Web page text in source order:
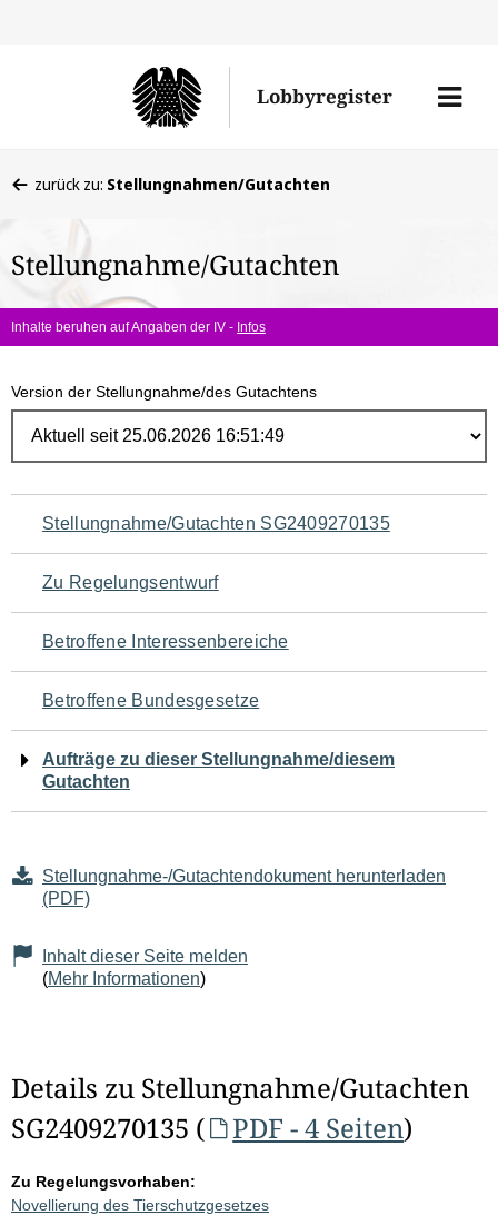
Lobbyregister
Menü
befinden
hier:
zurück zu: Stellungnahmen/Gutachten
Stellungnahme/Gutachten
Inhalte beruhen auf Angaben der IV - Infos
Version der Stellungnahme/des Gutachtens
Navigation
für
den
Seiteninhalt
Stellungnahme/Gutachten SG2409270135
Zu Regelungsentwurf
Betroffene Interessenbereiche
Betroffene Bundesgesetze
Aufträge zu dieser Stellungnahme/diesem
Gutachten
Stellungnahme-/Gutachtendokument herunterladen
(PDF)
Inhalt dieser Seite melden
(Mehr Informationen)
Details zu Stellungnahme/Gutachten
SG2409270135 (
PDF - 4 Seiten)
Zu Regelungsvorhaben:
Novellierung des Tierschutzgesetzes